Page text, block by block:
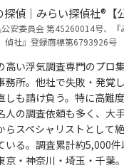
偵｜みらい探偵社®︎【
安委員会 第45260014号、『
偵社』登録商標第6793926号
高い浮気調査専門のプロ
務所。他社で失敗・発覚
しも請け負う。特に高難
人の調査依頼も多く、大
らスペシャリストとして
いる。調査累計約5,000件
京・神奈川・埼玉・千葉。